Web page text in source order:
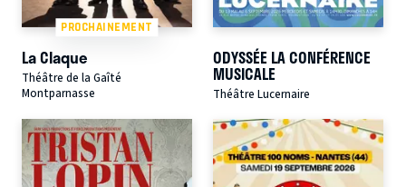
PROCHAINEMENT
La Claque
Théâtre de la Gaîté
Montparnasse
ODYSSÉE LA CONFÉRENCE
MUSICALE
Théâtre Lucernaire